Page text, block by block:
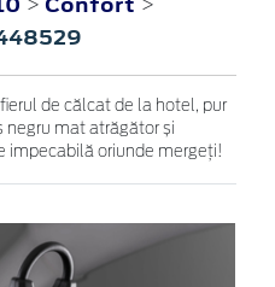
> >
de călcat de la hotel, pur
mat atrăgător și
impecabilă oriunde mergeți!